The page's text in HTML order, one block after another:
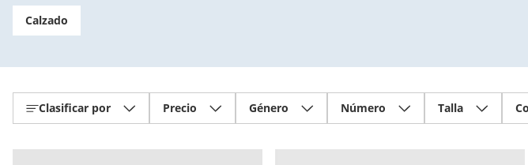
Calzado
Clasificar por Precio Género Número Talla